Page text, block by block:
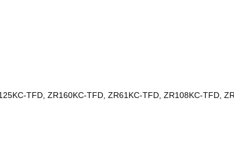
TFD, ZR160KC-TFD, ZR61KC-TFD, ZR108KC-TFD,